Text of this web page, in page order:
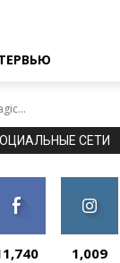
СЕТИ
1,009